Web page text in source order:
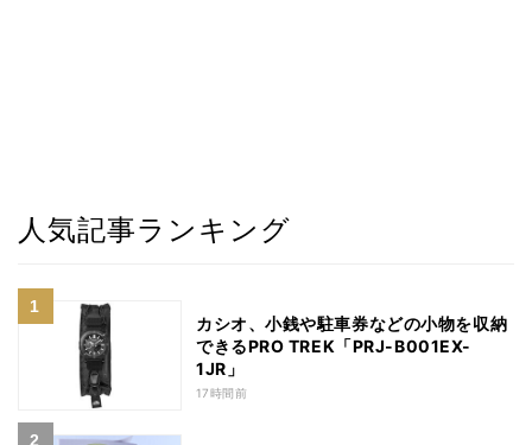
人気記事ランキング
カシオ、小銭や駐車券などの小物を収納
できるPRO TREK「PRJ-B001EX-
1JR」
17時間前